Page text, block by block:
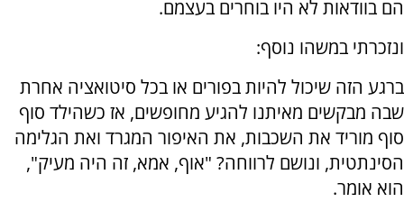
הם בוודאות לא היו בוחרים בעצמם.
ונזכרתי במשהו נוסף:
ברגע הזה שיכול להיות בפורים או בכל סיטואציה אחרת
שבה מבקשים מאיתנו להגיע מחופשים, אז כשהילד סוף
סוף מוריד את השכבות, את האיפור המגרד ואת הגלימה
הסינתטית, ונושם לרווחה? "אוף, אמא, זה היה מעיק",
הוא אומר.